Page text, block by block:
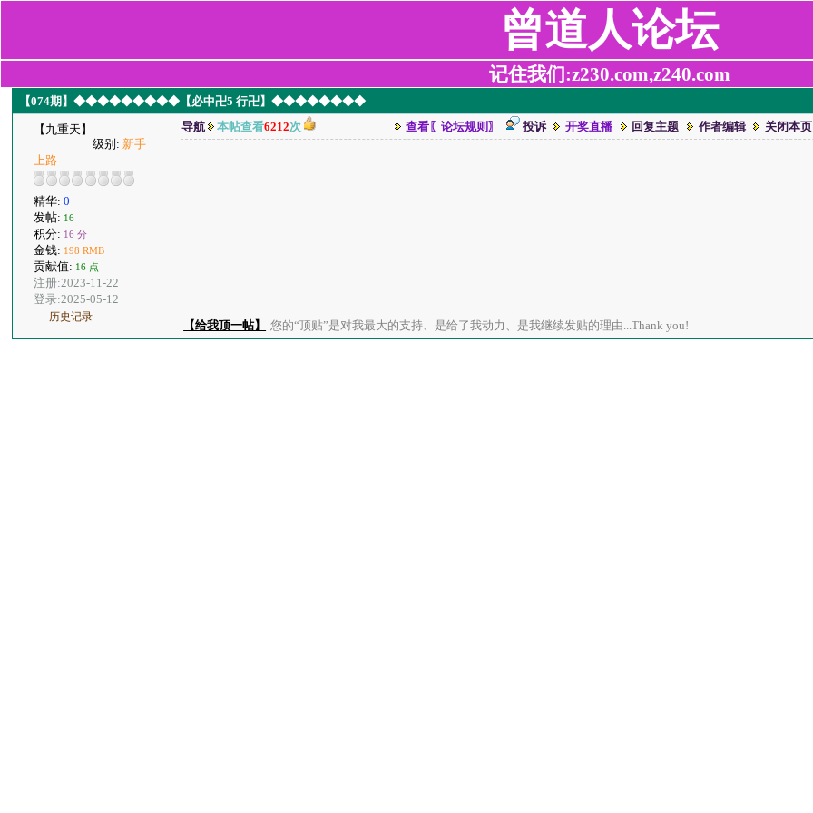
曾道人论坛
记住我们:z230.com,z240.com
【074期】◆◆◆◆◆◆◆◆◆【必中卍5 行卍】◆◆◆◆◆◆◆◆
【九重天】
级别: 新手
上路
精华:0
发帖: 16
积分: 16 分
金钱: 198 RMB
贡献值: 16 点
注册:2023-11-22
登录:2025-05-12
历史记录
导航 本帖查看6212次 查看〖论坛规则〗 投诉 开奖直播 回复主题 作者编辑 关闭本页
【给我顶一帖】 您的“顶贴”是对我最大的支持、是给了我动力、是我继续发贴的理由...Thank you!